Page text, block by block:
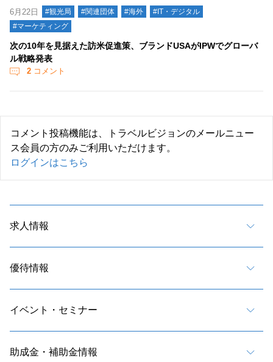
6月22日 #観光局 #関連団体 #海外
#IT・デジタル
#マーケティング
次の10年を見据えた訪米促進策、ブランドUSAがIPWでグローバ
ル戦略発表
2 コメント
コメント投稿機能は、トラベルビジョンのメールニュー
ス会員の方のみご利用いただけます。
ログインはこちら
求人情報
優待情報
イベント・セミナー
助成金・補助金情報